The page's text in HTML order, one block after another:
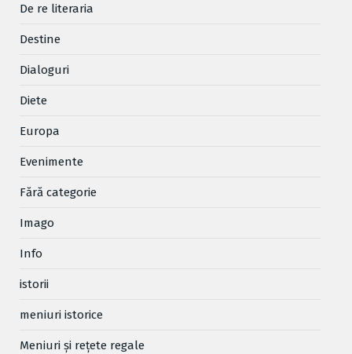
De re literaria
Destine
Dialoguri
Diete
Europa
Evenimente
Fără categorie
Imago
Info
istorii
meniuri istorice
Meniuri și rețete regale